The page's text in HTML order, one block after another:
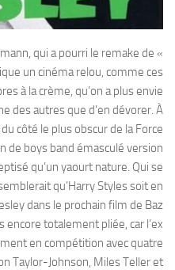
qui a pourri le remake de «
un cinéma relou, comme ces
à la crème, qu’on a plus envie
des autres que d’en dévorer. À
côté le plus obscur de la Force
de boys band émasculé version
qu’un yaourt nature. Qui se
qu’Harry Styles soit en
dans le prochain film de Baz
encore totalement pliée, car l’ex
en compétition avec quatre
Taylor-Johnson, Miles Teller et